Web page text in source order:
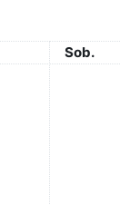
Sobota
Sob.